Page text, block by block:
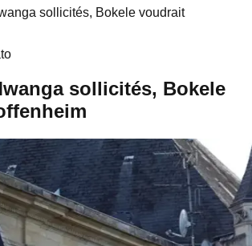
sollicités, Bokele voudrait
sollicités, Bokele